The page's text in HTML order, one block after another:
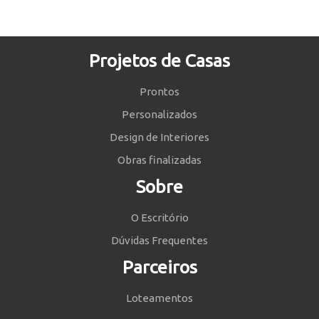
Projetos de Casas
Prontos
Personalizados
Design de Interiores
Obras finalizadas
Sobre
O Escritório
Dúvidas Frequentes
Parceiros
Loteamentos